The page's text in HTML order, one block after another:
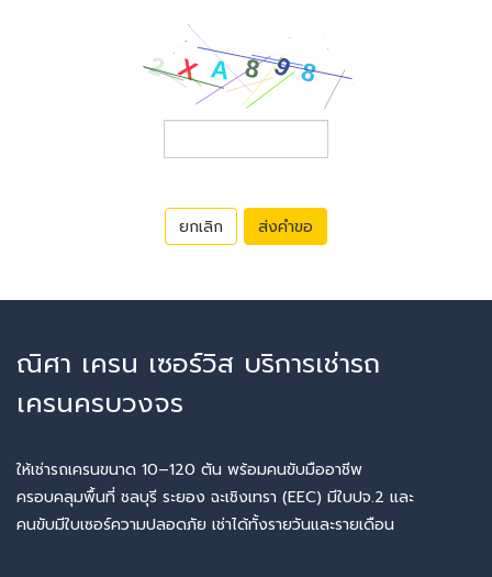
ยกเลิก ส่งคำขอ
ณิศา เครน เซอร์วิส บริการเช่ารถ
เครนครบวงจร
ให้เช่ารถเครนขนาด 10–120 ตัน พร้อมคนขับมืออาชีพ
ครอบคลุมพื้นที่ ชลบุรี ระยอง ฉะเชิงเทรา (EEC) มีใบปจ.2 และ
คนขับมีใบเซอร์ความปลอดภัย เช่าได้ทั้งรายวันและรายเดือน